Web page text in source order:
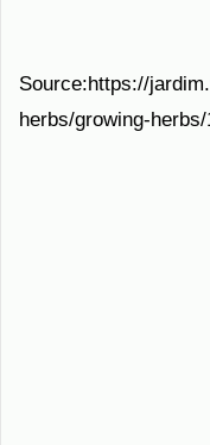
Source:https://
herbs/growing-